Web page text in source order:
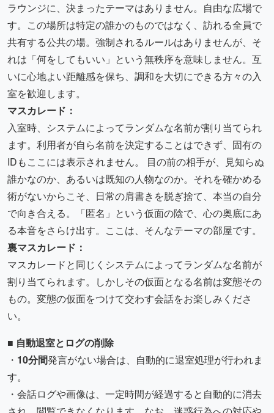
ラウンジに、決まったテーマはありません。自由な広場で
す。この場所は特定の誰かのものではなく、訪れる全員で
共有する公共の場。強制されるルールはありませんが、そ
れは「何をしてもいい」という無秩序を意味しません。互
いに心地よい距離感を保ち、調和を大切にできる方々の入
室を歓迎します。
マスカレード：
入室時、システムによってランダムな名前が割り当てられ
ます。利用者が自ら名前を決定することはできず、固有の
IDもここには表示されません。 目の前の相手が、見知らぬ
誰かなのか、あるいは既知の人物なのか。それを確かめる
術がないからこそ、日常の肩書きを脱ぎ捨て、本当の自分
で向き合える。「匿名」という仮面の陰で、心の奥底にあ
る本音をさらけ出す。ここは、そんなテーマの部屋です。
裏マスカレード：
マスカレードと同じくシステムによってランダムな名前が
割り当てられます。しかしその仮面となる名前は変態その
もの。変態の仮面をつけて交わす会話をお楽しみくださ
い。
■ 自動退室とログの削除
・ 10分間発言がない場合は、自動的に退室処理が行われま
す。
・会話ログや画像は、一定時間が経過すると自動的に消去